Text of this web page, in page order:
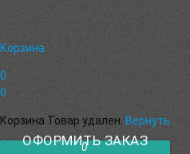
Корзина
0
0
Корзина Товар удален.Вернуть
0
ОФОРМИТЬ ЗАКАЗ